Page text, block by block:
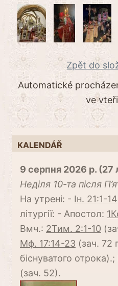
Zpět do
Automatické
ve
KALENDÁŘ
9 серпня 2026 р. (27
Неділя 10-та після
На утрені: - Ін. 21:1-14
літургії: - Апостол:
Вмч.: 2Тим. 2:1-10
Мф. 17:14-23 (зач. 72
біснуватого
(зач. 52).